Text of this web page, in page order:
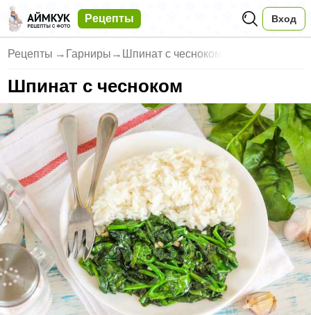
Рецепты Вход
Рецепты → Гарниры → Шпинат с чесноком
Шпинат с чесноком